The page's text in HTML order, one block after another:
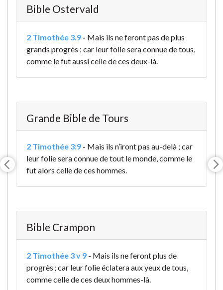
Bible Ostervald
2 Timothée 3.9 - Mais ils ne feront pas de plus
grands progrès ; car leur folie sera connue de tous,
comme le fut aussi celle de ces deux-là.
Grande Bible de Tours
2 Timothée 3:9 - Mais ils n’iront pas au-delà ; car
leur folie sera connue de tout le monde, comme le
fut alors celle de ces hommes.
Bible Crampon
2 Timothée 3 v 9 - Mais ils ne feront plus de
progrès ; car leur folie éclatera aux yeux de tous,
comme celle de ces deux hommes-là.